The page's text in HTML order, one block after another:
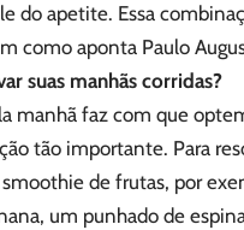
do apetite. Essa
como aponta Paulo
suas manhãs corridas?
manhã faz com que
tão importante. Para
de frutas, por
um punhado de